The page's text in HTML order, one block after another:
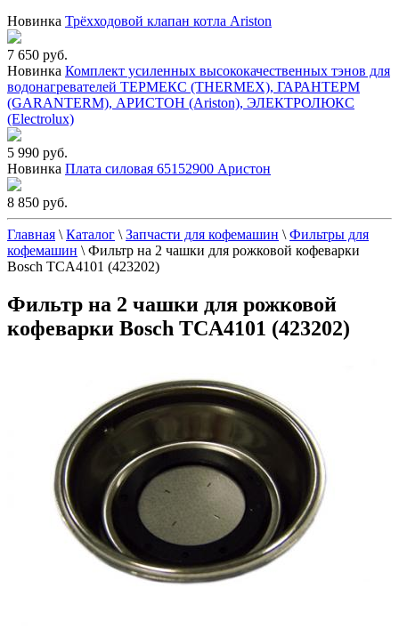
Новинка Трёхходовой клапан котла Ariston
7 650 руб.
Новинка Комплект усиленных высококачественных тэнов для
водонагревателей ТЕРМЕКС (THERMEX), ГАРАНТЕРМ
(GARANTERM), АРИСТОН (Ariston), ЭЛЕКТРОЛЮКС
(Electrolux)
5 990 руб.
Новинка Плата силовая 65152900 Аристон
8 850 руб.
Главная \ Каталог \ Запчасти для кофемашин \ Фильтры для
кофемашин \ Фильтр на 2 чашки для рожковой кофеварки
Bosch TCA4101 (423202)
Фильтр на 2 чашки для рожковой
кофеварки Bosch TCA4101 (423202)